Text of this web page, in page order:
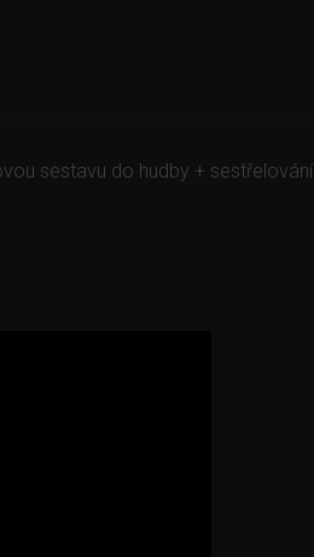
sestavu do hudby + sestřelování